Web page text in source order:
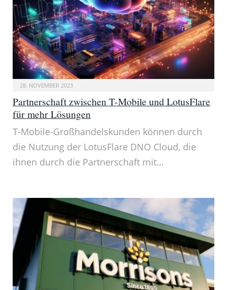
28. NOVEMBER 2023
Partnerschaft zwischen T-Mobile und LotusFlare
für mehr Lösungen
T-Mobile-Großhandelskunden können durch
die Nutzung der LotusFlare DNO Cloud, die
ihnen durch die Partnerschaft mit…